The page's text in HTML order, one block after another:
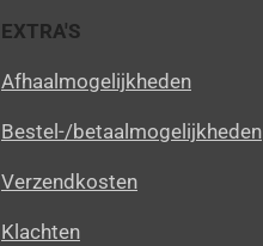
EXTRA'S
Afhaalmogelijkheden
Bestel-/betaalmogelijkheden
Verzendkosten
Klachten